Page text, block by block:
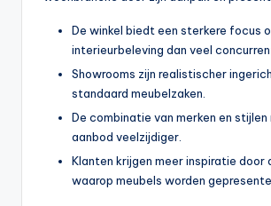
De winkel biedt een sterkere focus
interieurbeleving dan veel
Showrooms zijn realistischer
standaard meubelzaken.
De combinatie van merken en
aanbod veelzijdiger.
Klanten krijgen meer inspiratie door
waarop meubels worden